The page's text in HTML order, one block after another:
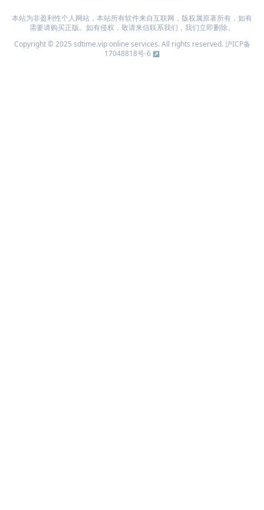
本站为非盈利性个人网站，本站所有软件来自互联网，版权属原著所有，如有
需要请购买正版。如有侵权，敬请来信联系我们，我们立即删除。
Copyright © 2025 sdtime.vip online services. All rights reserved.沪ICP备
17048818号-6